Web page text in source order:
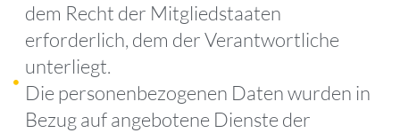
dem Recht der Mitgliedstaaten
erforderlich, dem der Verantwortliche
unterliegt.
Die personenbezogenen Daten wurden in
Bezug auf angebotene Dienste der